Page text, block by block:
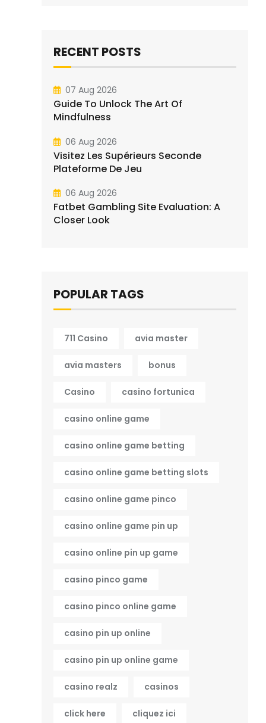
RECENT POSTS
07 Aug 2026
Guide To Unlock The Art Of
Mindfulness
06 Aug 2026
Visitez Les Supérieurs Seconde
Plateforme De Jeu
06 Aug 2026
Fatbet Gambling Site Evaluation: A
Closer Look
POPULAR TAGS
711 Casino avia master
avia masters bonus
Casino casino fortunica
casino online game
casino online game betting
casino online game betting slots
casino online game pinco
casino online game pin up
casino online pin up game
casino pinco game
casino pinco online game
casino pin up online
casino pin up online game
casino realz casinos
click here cliquez ici